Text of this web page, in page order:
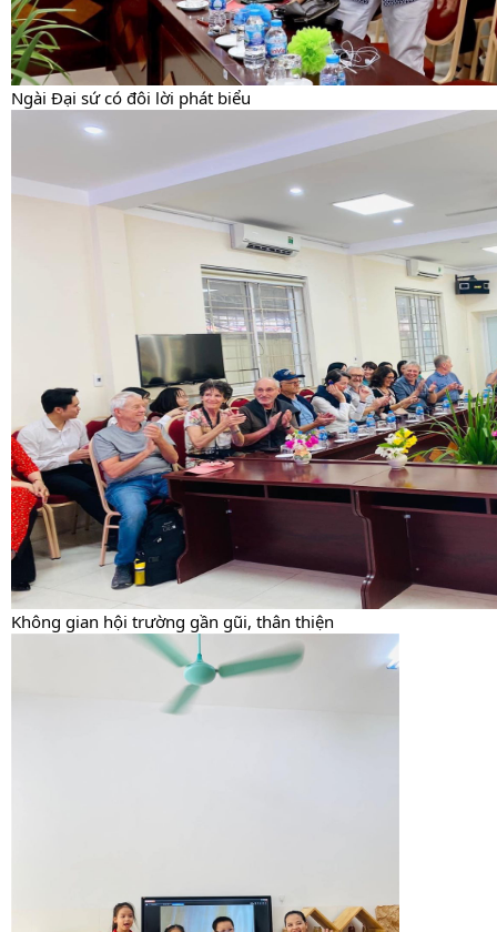
Ngài Đại sứ có đôi lời phát biểu
Không gian hội trường gần gũi, thân thiện